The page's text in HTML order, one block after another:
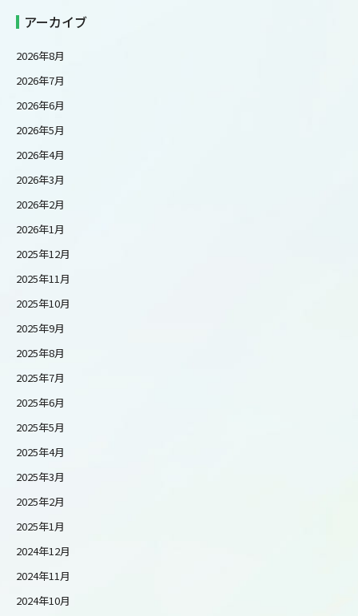
アーカイブ
2026年8月
2026年7月
2026年6月
2026年5月
2026年4月
2026年3月
2026年2月
2026年1月
2025年12月
2025年11月
2025年10月
2025年9月
2025年8月
2025年7月
2025年6月
2025年5月
2025年4月
2025年3月
2025年2月
2025年1月
2024年12月
2024年11月
2024年10月